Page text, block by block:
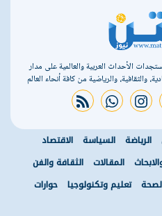
الأحداث العربية والعالمية على مدار
والثقافية، والرياضية من كافة أنحاء العالم
instagram
whatsapp
rss feed
الرياضة السياسة
الاقتصاد
المقالات
الثقافة والفن
تعليم وتكنولوجيا حوارات